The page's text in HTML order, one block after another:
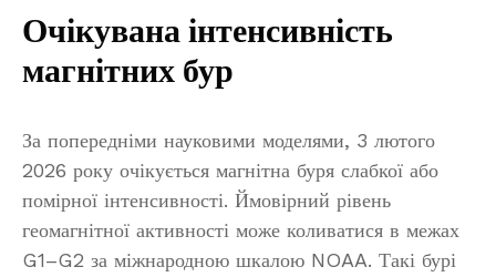
Очікувана інтенсивність
магнітних бур
За попередніми науковими моделями, 3 лютого
2026 року очікується магнітна буря слабкої або
помірної інтенсивності. Ймовірний рівень
геомагнітної активності може коливатися в межах
G1–G2 за міжнародною шкалою NOAA. Такі бурі